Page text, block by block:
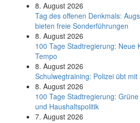
8. August 2026
Tag des offenen Denkmals:
bieten freie Sonderführungen
8. August 2026
100 Tage Stadtregierung: Neue
Tempo
8. August 2026
Schul­weg­trai­ning: Poli­zei übt mit
8. August 2026
100 Tage Stadtregierung:
und Haushaltspolitik
7. August 2026